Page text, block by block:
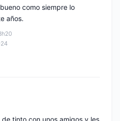
como siempre lo
años.